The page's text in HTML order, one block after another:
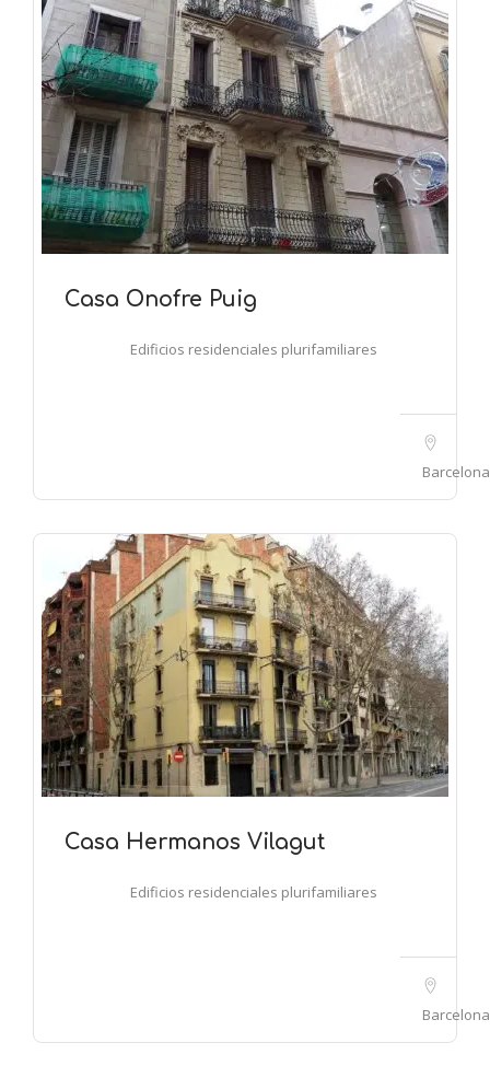
Casa Onofre Puig
Edificios residenciales plurifamiliares
Barcelona
Casa Hermanos Vilagut
Edificios residenciales plurifamiliares
Barcelona